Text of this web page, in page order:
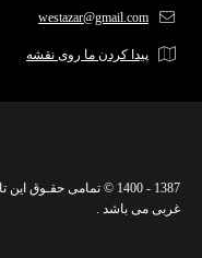
westazar@gmail.com
پیدا کردن ما روی نقشه
1387 - 1400 © تمامی
غربی می باشد .